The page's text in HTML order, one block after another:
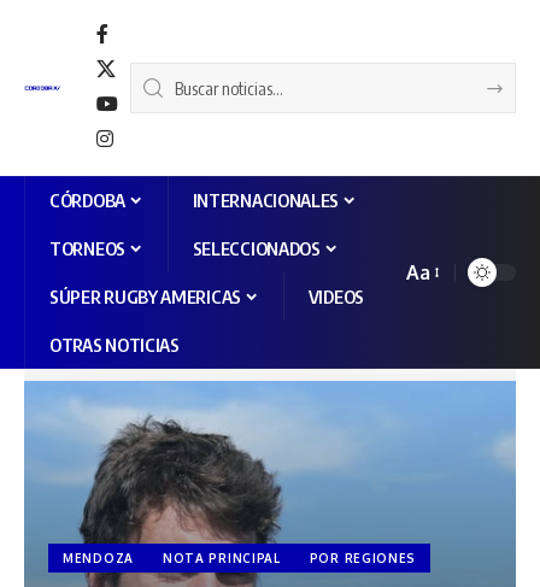
CÓRDOBA INTERNACIONALES
TORNEOS SELECCIONADOS
SÚPER RUGBY AMERICAS VIDEOS
OTRAS NOTICIAS
Aa
MENDOZA NOTA PRINCIPAL POR REGIONES